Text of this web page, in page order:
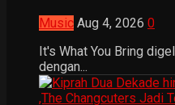
Music Aug 4, 2026 0
It's What You Bring
dengan...